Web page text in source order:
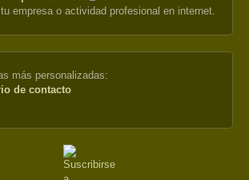
is
empresa o actividad profesional en internet.
más personalizadas:
de contacto